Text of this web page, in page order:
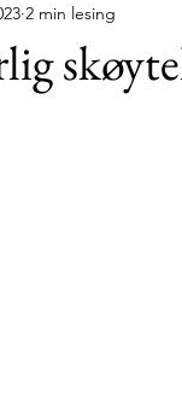
Dugnader
2 min lesing